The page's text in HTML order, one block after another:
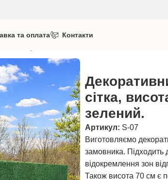
та оплата Контакти
сітка,
зелений.
Артикул: S-07
Виготовляємо
замовника. Підходить
відокремлення зон
Також висота 70 см є